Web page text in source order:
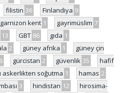
filistin 36 Finlandiya 9
garnizon kent 1 gayrimüslim 7
13 GBT 86 gıda 1
2 güney afrika 1
güney çin
gürcistan 2 güvenlik 35
hafif
askerlikten soğutma 1 hamas 2
3 hindistan 12
hirosima-